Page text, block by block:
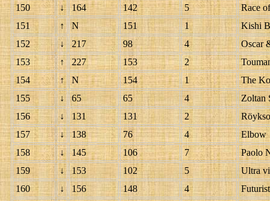
150
↓ 164 142 5
Race
151
↑ N 151 1
Kishi
152
↓ 217 98 4
Oscar
153
↑ 227 153 2
154
↑ N 154 1
The
155
↓ 65 65 4
Zoltan
156
↓ 131 131 2
157
↓ 138 76 4
Elbow
158
↓ 145 106 7
Paolo
159
↓ 153 102 5
Ultra
160
↓ 156 148 4